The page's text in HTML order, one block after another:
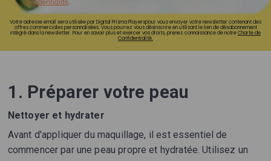
confidentialité.
Votre adresse email sera utilisée par Digital Prisma Playerspour vous envoyer votre newsletter contenant des
offres commerciales personnalisées. Vous pourrez vous désinscrire en utilisant le lien de désabonnement
intégré dans la newsletter. Pour en savoir plus et exercer vos droits, prenez connaissance de notreCharte de
Confidentialité.
1. Préparer votre peau
Nettoyer et hydrater
Avant d'appliquer du maquillage, il est essentiel de
commencer par une peau propre et hydratée. Utilisez un